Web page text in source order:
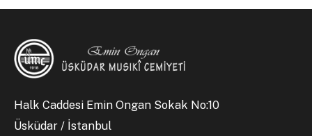
Halk Caddesi Emin Ongan Sokak No:10
Üsküdar / İstanbul